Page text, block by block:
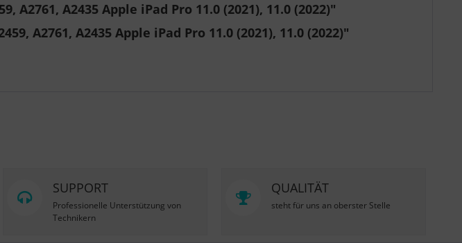
A2435 Apple iPad Pro 11.0 (2021), 11.0 (2022)"
A2761, A2435 Apple iPad Pro 11.0 (2021), 11.0 (2022)"
SUPPORT
Professionelle Unterstützung von
Technikern
QUALITÄT
steht für uns an oberster Stelle